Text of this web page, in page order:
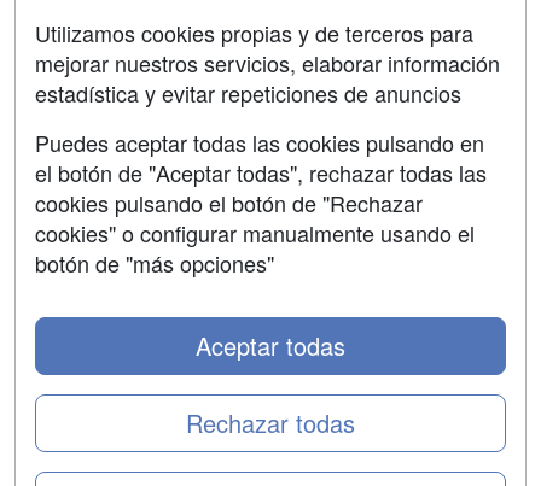
Contactar
Confidencialidad
Copyleft
SÍGUENOS EN:
Utilizamos cookies propias y de terceros para
mejorar nuestros servicios, elaborar información
estadística y evitar repeticiones de anuncios
Puedes aceptar todas las cookies pulsando en
el botón de "Aceptar todas", rechazar todas las
cookies pulsando el botón de "Rechazar
cookies" o configurar manualmente usando el
botón de "más opciones"
Rechazar todas
Aceptar todas